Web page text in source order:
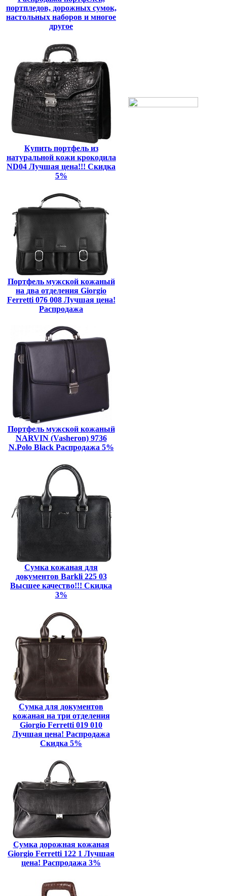
портпледов, дорожных сумок,
настольных наборов и многое
другое
Купить портфель из
натуральной кожи крокодила
ND04 Лучшая цена!!! Скидка
5%
Портфель мужской кожаный
на два отделения Giorgio
Ferretti 076 008 Лучшая цена!
Распродажа
Портфель мужской кожаный
NARVIN (Vasheron) 9736
N.Polo Black Распродажа 5%
Сумка кожаная для
документов Barkli 225 03
Высшее качество!!! Скидка
3%
Сумка для документов
кожаная на три отделения
Giorgio Ferretti 019 010
Лучшая цена! Распродажа
Скидка 5%
Сумка дорожная кожаная
Giorgio Ferretti 122 1 Лучшая
цена! Распродажа 3%